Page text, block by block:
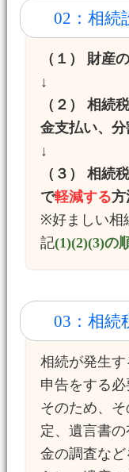
02：相続
（１） 財産の
↓
（２） 相続
金支払い、分
↓
（３） 相続
で軽減する方
※好ましい相
記(1)(2)(3)の
03：相続
相続が発生す
申告をする必
そのため、
定、遺言書
金の調査な